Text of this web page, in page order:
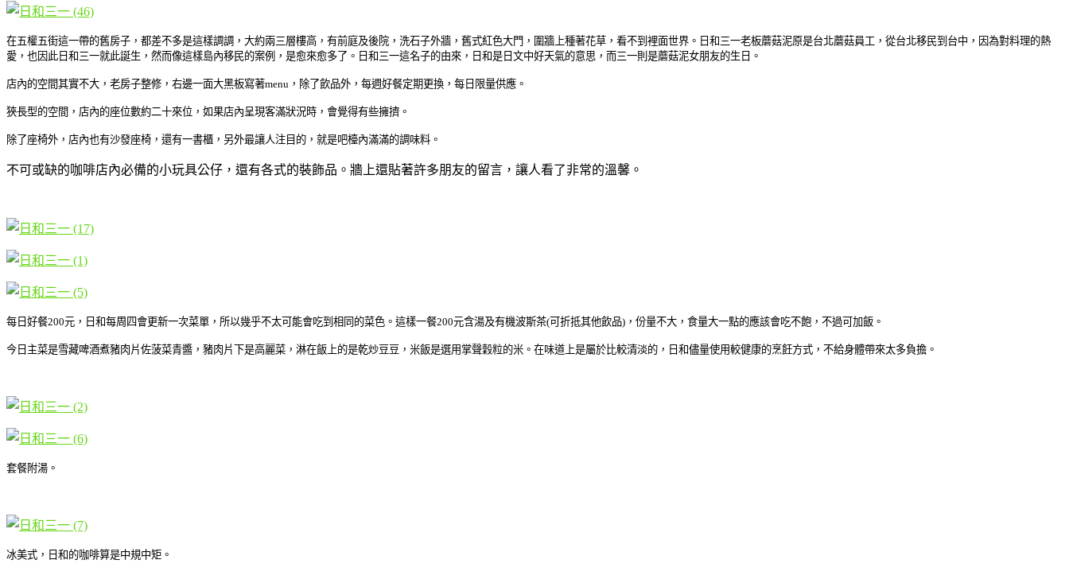
在五權五街這一帶的舊房子，都差不多是這樣調調，大約兩三層樓高，有前庭及後院，洗石子外牆，舊式紅色大門，圍牆上種著花草，看不到裡面世界。日和三一老板蘑菇泥原是台北蘑菇員工，從台北移民到台中，因為對料理的熱
愛，也因此日和三一就此誕生，然而像這樣島內移民的案例，是愈來愈多了。日和三一這名子的由來，日和是日文中好天氣的意思，而三一則是蘑菇泥女朋友的生日。
店內的空間其實不大，老房子整修，右邊一面大黑板寫著menu，除了飲品外，每週好餐定期更換，每日限量供應。
狹長型的空間，店內的座位數約二十來位，如果店內呈現客滿狀況時，會覺得有些擁擠。
除了座椅外，店內也有沙發座椅，還有一書櫃，另外最讓人注目的，就是吧檯內滿滿的調味料。
不可或缺的咖啡店內必備的小玩具公仔，還有各式的裝飾品。牆上還貼著許多朋友的留言，讓人看了非常的溫馨。
每日好餐200元，日和每周四會更新一次菜單，所以幾乎不太可能會吃到相同的菜色。這樣一餐200元含湯及有機波斯茶(可折抵其他飲品)，份量不大，食量大一點的應該會吃不飽，不過可加飯。
今日主菜是雪藏啤酒煮豬肉片佐菠菜青醬，豬肉片下是高麗菜，淋在飯上的是乾炒豆豆，米飯是選用掌聲穀粒的米。在味道上是屬於比較清淡的，日和儘量使用較健康的烹飪方式，不給身體帶來太多負擔。
套餐附湯。
冰美式，日和的咖啡算是中規中矩。